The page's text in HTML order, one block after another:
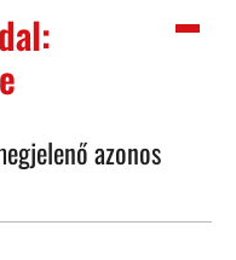
azonos